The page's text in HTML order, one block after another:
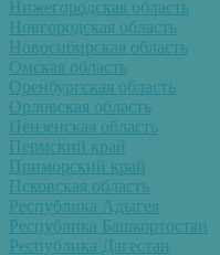
Нижегородская область
Новгородская область
Новосибирская область
Омская область
Оренбургская область
Орловская область
Пензенская область
Пермский край
Приморский край
Псковская область
Республика Адыгея
Республика Башкортостан
Республика Дагестан